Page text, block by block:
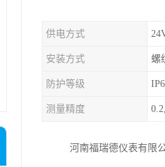
供电方式
安装方式 螺
防护等级
测量精度
河南福瑞德仪表有限